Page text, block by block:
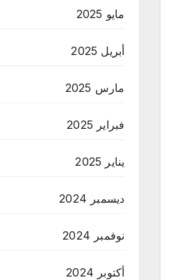
مايو 2025
أبريل 2025
مارس 2025
فبراير 2025
يناير 2025
ديسمبر 2024
نوفمبر 2024
أكتوبر 2024